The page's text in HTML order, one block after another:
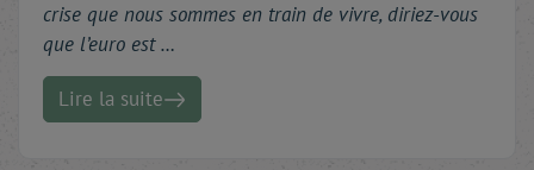
crise que nous sommes en train de vivre, diriez-vous
que l’euro est …
Lire la suite